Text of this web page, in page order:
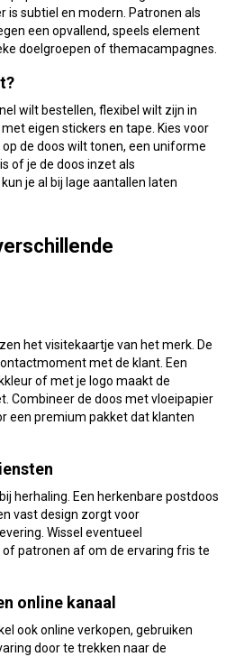
is subtiel en modern. Patronen als
een opvallend, speels element
doelgroepen of themacampagnes.
wilt bestellen, flexibel wilt zijn in
eigen stickers en tape. Kies voor
de doos wilt tonen, een uniforme
of je de doos inzet als
je al bij lage aantallen laten
het visitekaartje van het merk. De
met de klant. Een
of met je logo maakt de
Combineer de doos met vloeipapier
een premium pakket dat klanten
herhaling. Een herkenbare postdoos
vast design zorgt voor
Wissel eventueel
patronen af om de ervaring fris te
online kanaal
ook online verkopen, gebruiken
door te trekken naar de